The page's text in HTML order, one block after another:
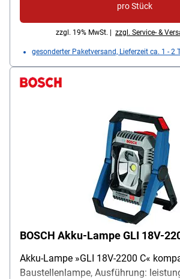
pro Stück
zzgl. 19% MwSt. | zzgl. Service- &
gesonderter Paketversand, Lieferzeit ca. 1 - 2
BOSCH Akku-Lampe GLI 18V-
Akku-Lampe »GLI 18V-2200 C«
Baustellenlampe, Ausführung: